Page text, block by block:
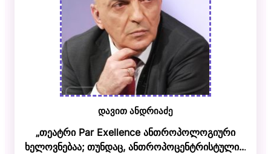
დავით ანდრიაძე
„თეატრი Par Exellence ანთროპოლოგიური
ხელოვნებაა; თუნდაც, ანთროპოცენტრისტული...